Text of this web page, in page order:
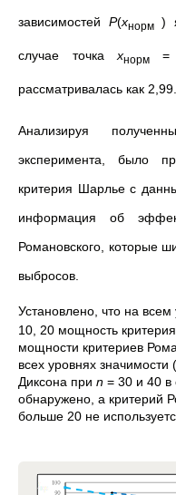
зависимостей P(xнорм )
случае точкаxнорм=
рассматривалась как 2,99.
Анализируя
эксперимента, было
критерия Шарлье с
информация об
Романовского, которые
выбросов.
Установлено, что на всем
10, 20 мощность
мощности критериев
всех уровнях
Диксона при n = 30 и 40 в
обнаружено, а критерий
больше 20 не